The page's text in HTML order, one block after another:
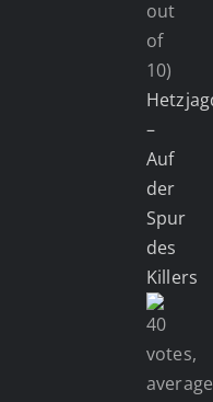
out
of
10)
–
Auf
der
Spur
des
Killers